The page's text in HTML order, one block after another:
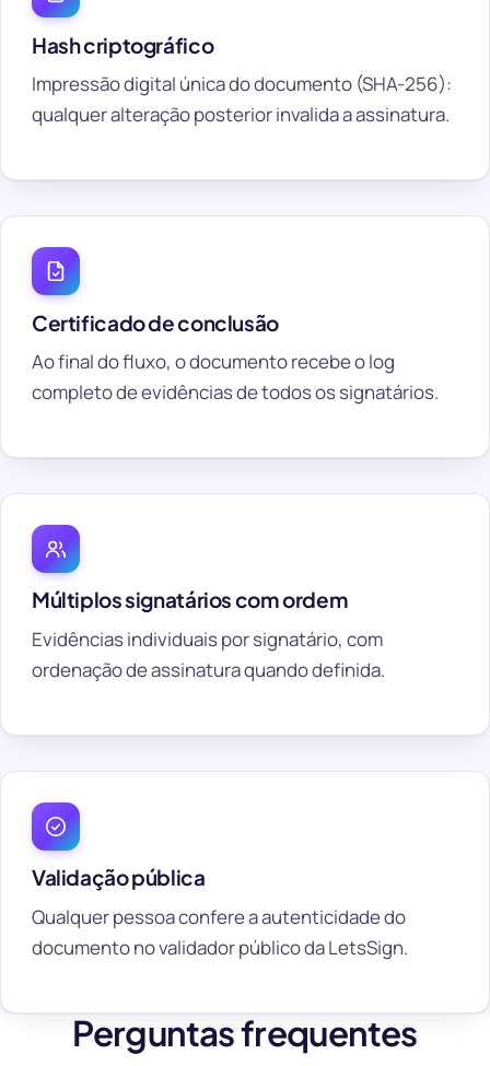
Hash criptográfico
Impressão digital única do documento (SHA-256):
qualquer alteração posterior invalida a assinatura.
Certificado de conclusão
Ao final do fluxo, o documento recebe o log
completo de evidências de todos os signatários.
Múltiplos signatários com ordem
Evidências individuais por signatário, com
ordenação de assinatura quando definida.
Validação pública
Qualquer pessoa confere a autenticidade do
documento no validador público da LetsSign.
Perguntas frequentes